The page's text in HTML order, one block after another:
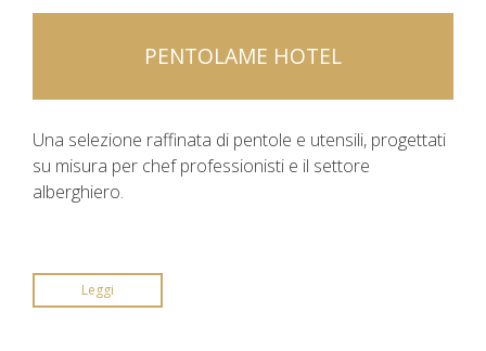
PENTOLAME HOTEL
Una selezione raffinata di pentole e utensili, progettati
su misura per chef professionisti e il settore
alberghiero.
Leggi